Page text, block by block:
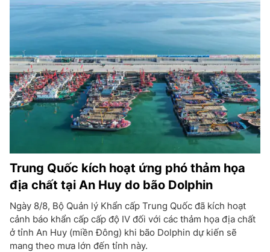
Trung Quốc kích hoạt ứng phó thảm họa
địa chất tại An Huy do bão Dolphin
Ngày 8/8, Bộ Quản lý Khẩn cấp Trung Quốc đã kích hoạt
cảnh báo khẩn cấp cấp độ IV đối với các thảm họa địa chất
ở tỉnh An Huy (miền Đông) khi bão Dolphin dự kiến sẽ
mang theo mưa lớn đến tỉnh này.